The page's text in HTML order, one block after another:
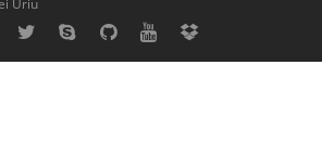
Uriu